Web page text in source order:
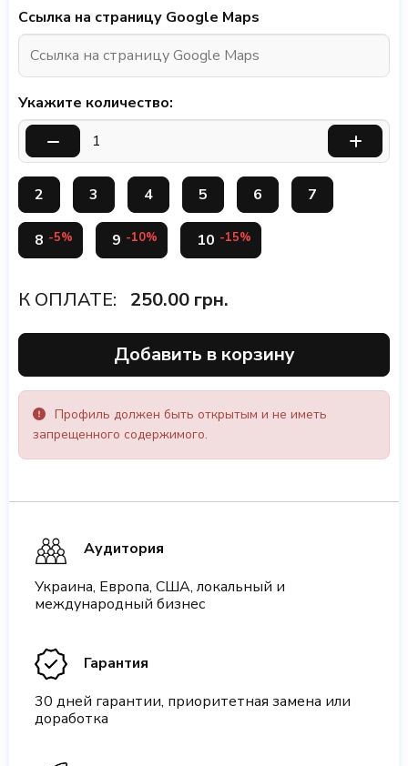
Ссылка на страницу Google Maps
Укажите количество:
2 3 4 5 6 7
8 -5% 9 -10% 10 -15%
К ОПЛАТЕ: 250.00 грн.
Добавить в корзину
Профиль должен быть открытым и не иметь
запрещенного содержимого.
Аудитория
Украина, Европа, США, локальный и
международный бизнес
Гарантия
30 дней гарантии, приоритетная замена или
доработка